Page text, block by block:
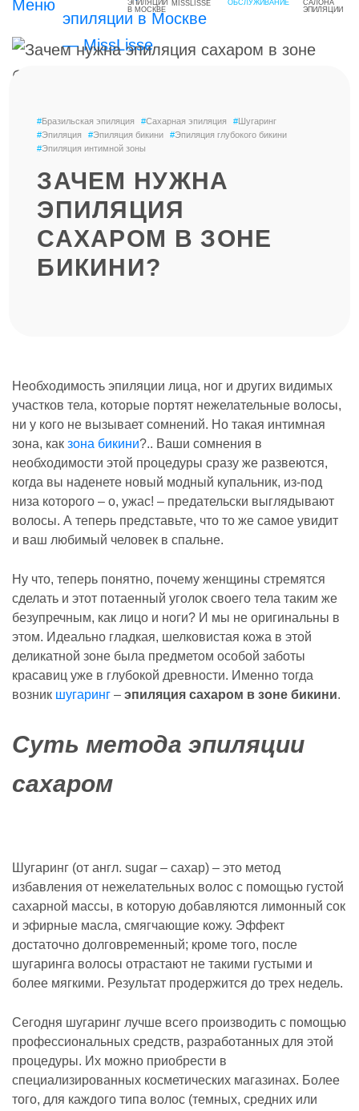
MISSLISSE
#Бразильская эпиляция #Сахарная эпиляция #Шугаринг
#Эпиляция #Эпиляция бикини #Эпиляция глубокого бикини
#Эпиляция интимной зоны
ЗАЧЕМ НУЖНА
ЭПИЛЯЦИЯ
САХАРОМ В ЗОНЕ
БИКИНИ?
Необходимость эпиляции лица, ног и других видимых
участков тела, которые портят нежелательные волосы,
ни у кого не вызывает сомнений. Но такая интимная
зона, как зона бикини?.. Ваши сомнения в
необходимости этой процедуры сразу же развеются,
когда вы наденете новый модный купальник, из-под
низа которого – о, ужас! – предательски выглядывают
волосы. А теперь представьте, что то же самое увидит
и ваш любимый человек в спальне.
Ну что, теперь понятно, почему женщины стремятся
сделать и этот потаенный уголок своего тела таким же
безупречным, как лицо и ноги? И мы не оригинальны в
этом. Идеально гладкая, шелковистая кожа в этой
деликатной зоне была предметом особой заботы
красавиц уже в глубокой древности. Именно тогда
возник шугаринг – эпиляция сахаром в зоне бикини.
Суть метода эпиляции
сахаром
Шугаринг (от англ. sugar – сахар) – это метод
избавления от нежелательных волос с помощью густой
сахарной массы, в которую добавляются лимонный сок
и эфирные масла, смягчающие кожу. Эффект
достаточно долговременный; кроме того, после
шугаринга волосы отрастают не такими густыми и
более мягкими. Результат продержится до трех недель.
Сегодня шугаринг лучше всего производить с помощью
профессиональных средств, разработанных для этой
процедуры. Их можно приобрести в
специализированных косметических магазинах. Более
того, для каждого типа волос (темных, средних или